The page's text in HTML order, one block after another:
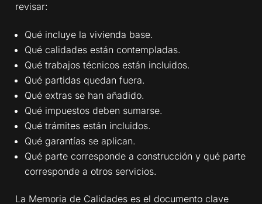
revisar:
Qué incluye la vivienda base.
Qué calidades están contempladas.
Qué trabajos técnicos están incluidos.
Qué partidas quedan fuera.
Qué extras se han añadido.
Qué impuestos deben sumarse.
Qué trámites están incluidos.
Qué garantías se aplican.
Qué parte corresponde a construcción y qué parte
corresponde a otros servicios.
La Memoria de Calidades es el documento clave